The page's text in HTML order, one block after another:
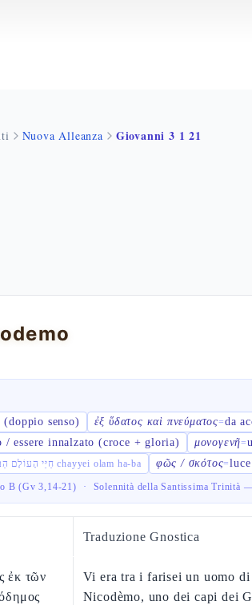
Nuova Alleanza Giovanni 3 1 21
senso) ἐξ ὕδατος καὶ πνεύματος=da
/ essere innalzato (croce + gloria) μονογενῆ=
חַיֵּי הָעוֹלָם הַבָּא chayyei olam ha-ba φῶς / σκότος=
B (Gv 3,14-21) · Solennità della Santissima Trinità
Traduzione Gnostica
ἐκ τῶν
Vi era tra i farisei un uomo di
Nicodèmo, uno dei capi dei